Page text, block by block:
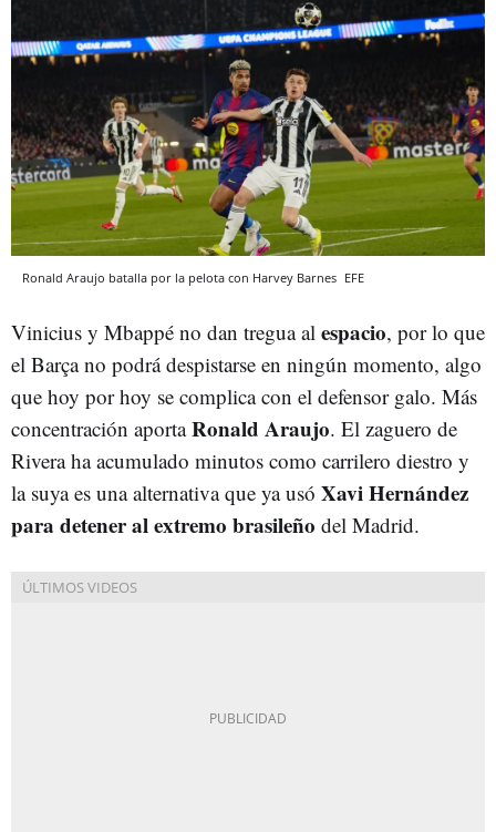
Ronald Araujo batalla por la pelota con Harvey Barnes EFE
Vinicius y Mbappé no dan tregua al espacio, por lo que
el Barça no podrá despistarse en ningún momento, algo
que hoy por hoy se complica con el defensor galo. Más
concentración aportaRonald Araujo. El zaguero de
Rivera ha acumulado minutos como carrilero diestro y
la suya es una alternativa que ya usó Xavi Hernández
para detener al extremo brasileño del Madrid.